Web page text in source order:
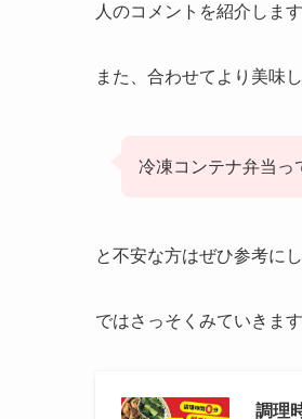
人のコメントを紹介します
また、合わせてより美味
冷凍コンテナ弁当っ
と不安な方はぜひ参考に
ではさっそくみていきます
調理